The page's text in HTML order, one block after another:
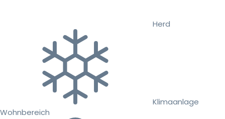
Herd
Klimaanlage
Wohnbereich